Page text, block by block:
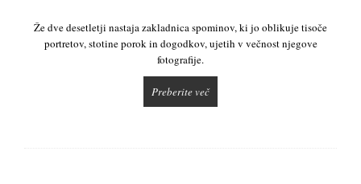
Že dve desetletji nastaja zakladnica spominov, ki jo oblikuje tisoče
portretov, stotine porok in dogodkov, ujetih v večnost njegove
fotografije.
Preberite več